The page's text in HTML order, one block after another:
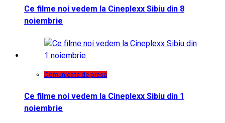
Ce filme noi vedem la Cineplexx Sibiu din 8
noiembrie
Comunicate de presa
Ce filme noi vedem la Cineplexx Sibiu din 1
noiembrie